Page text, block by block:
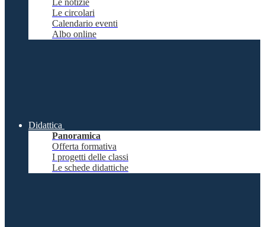
Le notizie
Le circolari
Calendario eventi
Albo online
Didattica
Panoramica
Offerta formativa
I progetti delle classi
Le schede didattiche